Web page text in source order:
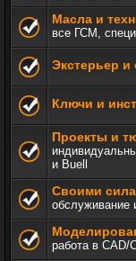
Масла и
все ГСМ,
Экстерьер и
Ключи и
Проекты и
и Buell
Своими
обслуживание
работа в CAD/